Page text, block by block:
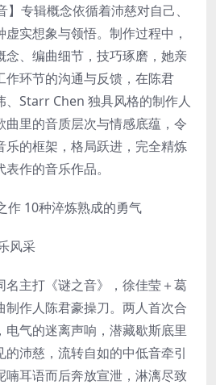
专辑概念依循着沛慈对自己、
实想象与领悟。制作过程中，
念、编曲细节，技巧琢磨，她亲
作环节的沟通与反馈，在陈君
、Starr Chen 独具风格的制作人
曲里的音质层次与情感底蕴，令
乐的框架，格局跃进，完全精炼
作的音乐作品。
作 10种淬炼熟成的勇气
风采
名主打《谜之音》，徐佳莹＋葛
制作人陈君豪操刀。两人首次合
气的迷离声响，潜藏歇斯底里
沛慈，流转自如的中低音牵引
喃耳语而后奔放宣泄，淋漓尽致